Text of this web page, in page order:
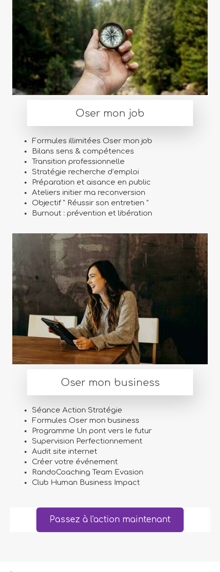
Oser mon job
Formules illimitées Oser mon job
Bilans sens & compétences
Transition professionnelle
Stratégie recherche d’emploi
Préparation et aisance en public
Ateliers initier ma reconversion
Objectif " Réussir son entretien "
Burnout : prévention et libération
Oser mon business
Séance Action Stratégie
Formules Oser mon business
Programme Un pont vers le futur
Supervision Perfectionnement
Audit site internet
Créer votre événement
RandoCoaching Team Evasion
Club Human Business Impact
Passez à l'action maintenant